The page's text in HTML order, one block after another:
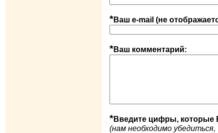
*Ваш e-mail (не
*Ваш комментарий:
*Введите цифры, которые
(нам необходимо